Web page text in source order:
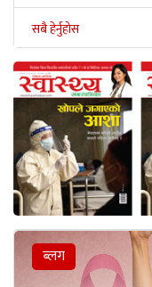
सबै हेर्नुहोस
ब्लग